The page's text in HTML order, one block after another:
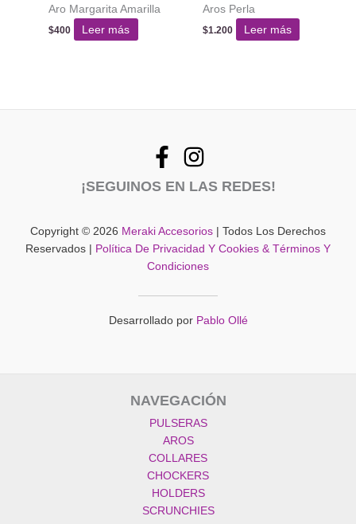
Aro Margarita Amarilla
$400 Leer más
Aros Perla
$1.200 Leer más
¡SEGUINOS EN LAS REDES!
Copyright © 2026 Meraki Accesorios | Todos Los Derechos
Reservados |
Política De Privacidad Y Cookies & Términos Y
Condiciones
Desarrollado por Pablo Ollé
NAVEGACIÓN
PULSERAS
AROS
COLLARES
CHOCKERS
HOLDERS
SCRUNCHIES